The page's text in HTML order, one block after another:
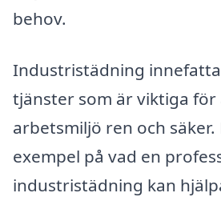
behov.
Industristädning
tjänster som är viktiga för
arbetsmiljö ren och
exempel på vad en
industristädning kan